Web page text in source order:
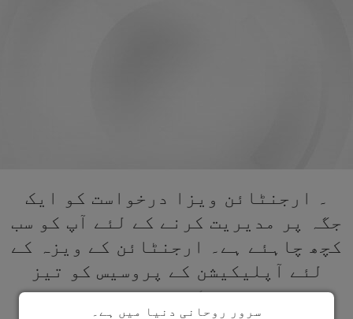
۔ ارجنٹائن ویزا درخواست کو ایک
جگہ پر مدیریت کرنے کے لئے آپ کو سب
کچھ چاہئے ہے۔ ارجنٹائن کے ویزہ کے
لئے آپلیکیشن کے پروسیس کو تیز
کریں۔
سرور روحانی دنیا میں ہے۔